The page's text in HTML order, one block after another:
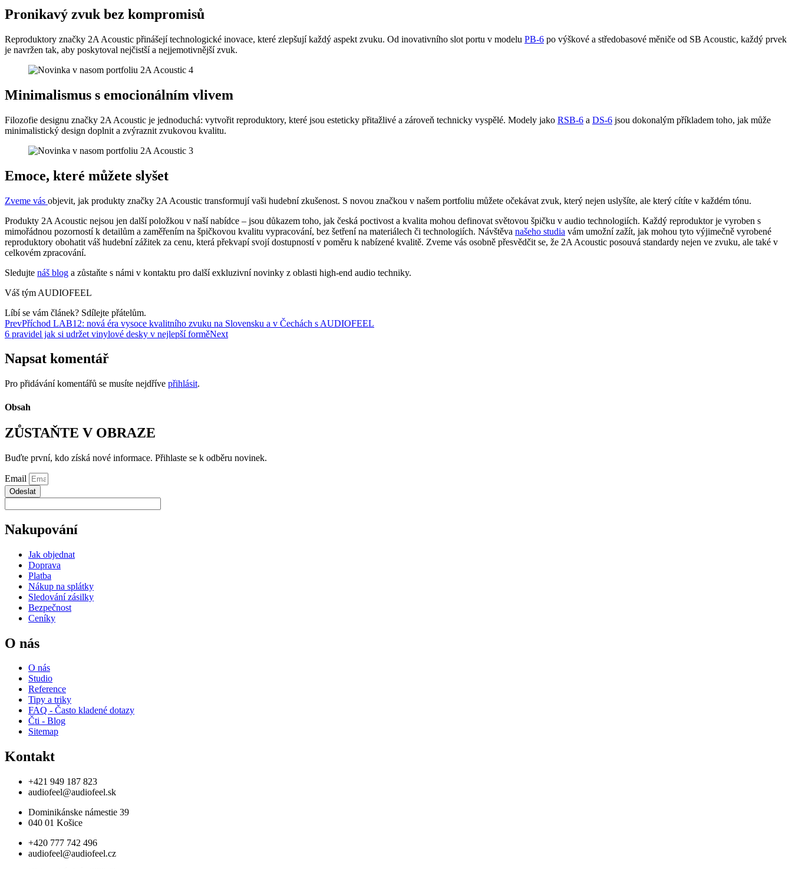
Pronikavý zvuk bez kompromisů
Reproduktory značky 2A Acoustic přinášejí technologické inovace, které zlepšují každý aspekt zvuku. Od inovativního slot portu v modelu PB-6 po výškové a středobasové měniče od SB Acoustic, každý prvek
je navržen tak, aby poskytoval nejčistší a nejjemotivnější zvuk.
Minimalismus s emocionálním vlivem
Filozofie designu značky 2A Acoustic je jednoduchá: vytvořit reproduktory, které jsou esteticky přitažlivé a zároveň technicky vyspělé. Modely jako RSB-6 a DS-6 jsou dokonalým příkladem toho, jak může
minimalistický design doplnit a zvýraznit zvukovou kvalitu.
Emoce, které můžete slyšet
Zveme vás objevit, jak produkty značky 2A Acoustic transformují vaši hudební zkušenost. S novou značkou v našem portfoliu můžete očekávat zvuk, který nejen uslyšíte, ale který cítíte v každém tónu.
Produkty 2A Acoustic nejsou jen další položkou v naší nabídce – jsou důkazem toho, jak česká poctivost a kvalita mohou definovat světovou špičku v audio technologiích. Každý reproduktor je vyroben s
mimořádnou pozorností k detailům a zaměřením na špičkovou kvalitu vypracování, bez šetření na materiálech či technologiích. Návštěva našeho studia vám umožní zažít, jak mohou tyto výjimečně vyrobené
reproduktory obohatit váš hudební zážitek za cenu, která překvapí svojí dostupností v poměru k nabízené kvalitě. Zveme vás osobně přesvědčit se, že 2A Acoustic posouvá standardy nejen ve zvuku, ale také v
celkovém zpracování.
Sledujte náš blog a zůstaňte s námi v kontaktu pro další exkluzivní novinky z oblasti high-end audio techniky.
Váš tým AUDIOFEEL
Líbí se vám článek? Sdílejte přátelům.
PrevPříchod LAB12: nová éra vysoce kvalitního zvuku na Slovensku a v Čechách s AUDIOFEEL
6 pravidel jak si udržet vinylové desky v nejlepší forměNext
Napsat komentář
Pro přidávání komentářů se musíte nejdříve přihlásit.
Obsah
ZŮSTAŇTE V OBRAZE
Buďte první, kdo získá nové informace. Přihlaste se k odběru novinek.
Email
Odeslat
Nakupování
Jak objednat
Doprava
Platba
Nákup na splátky
Sledování zásilky
Bezpečnost
Ceníky
O nás
O nás
Studio
Reference
Tipy a triky
FAQ - Často kladené dotazy
Čti - Blog
Sitemap
Kontakt
+421 949 187 823
audiofeel@audiofeel.sk
Dominikánske námestie 39
040 01 Košice
+420 777 742 496
audiofeel@audiofeel.cz